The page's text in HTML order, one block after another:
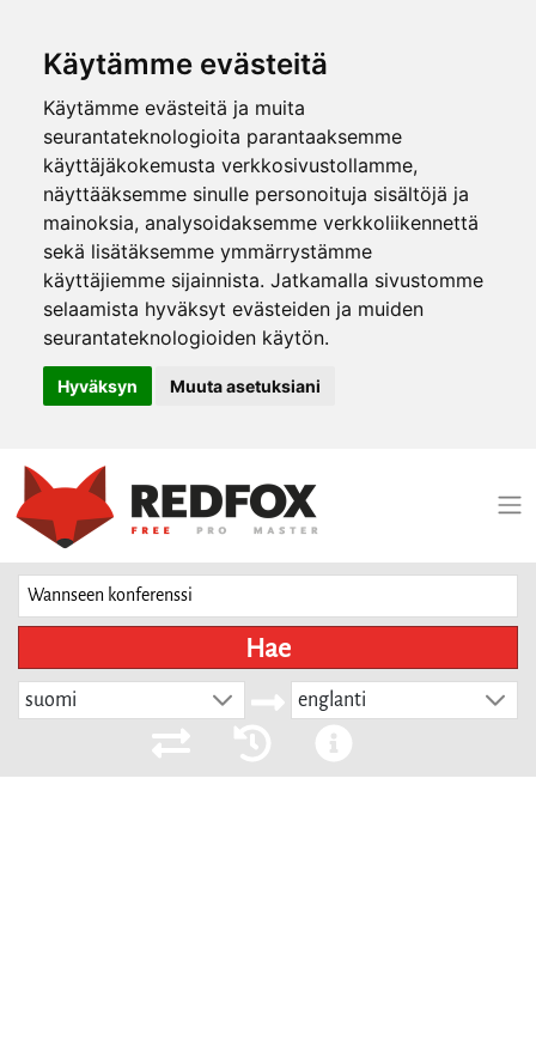
Käytämme evästeitä
Käytämme evästeitä ja muita
seurantateknologioita parantaaksemme
käyttäjäkokemusta verkkosivustollamme,
näyttääksemme sinulle personoituja sisältöjä ja
mainoksia, analysoidaksemme verkkoliikennettä
sekä lisätäksemme ymmärrystämme
käyttäjiemme sijainnista. Jatkamalla sivustomme
selaamista hyväksyt evästeiden ja muiden
seurantateknologioiden käytön.
Hyväksyn Muuta asetuksiani
Hae
suomi englanti